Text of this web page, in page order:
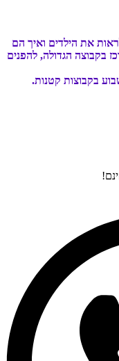
את הילדים ואיך הם
בקבוצה הגדולה, להפנים
בקבוצות קטנות.